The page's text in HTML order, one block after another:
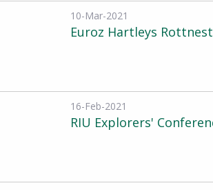
10-Mar-2021
Euroz Hartleys
16-Feb-2021
RIU Explorers'